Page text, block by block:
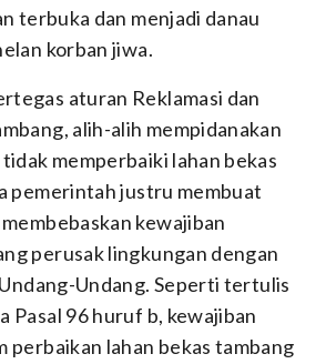
terbuka dan menjadi danau
korban jiwa.
aturan Reklamasi dan
alih-alih mempidanakan
memperbaiki lahan bekas
pemerintah justru membuat
kewajiban
perusak lingkungan dengan
Undang. Seperti tertulis
Pasal 96 huruf b, kewajiban
perbaikan lahan bekas tambang